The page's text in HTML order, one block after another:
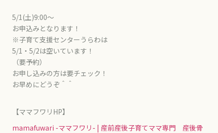
5/1(土)9:00〜
お申込みとなります！
※子育て支援センターうらわは
5/1・5/2は空いています！
（要予約）
お申し込みの方は要チェック！
お早めにどうぞ＾＾
【ママフワリHP】
mamafuwari -ママフワリ- | 産前産後子育てママ専門 産後骨